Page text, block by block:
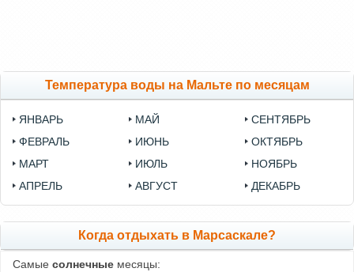
Температура воды на Мальте по месяцам
ЯНВАРЬ
ФЕВРАЛЬ
МАРТ
АПРЕЛЬ
МАЙ
ИЮНЬ
ИЮЛЬ
АВГУСТ
СЕНТЯБРЬ
ОКТЯБРЬ
НОЯБРЬ
ДЕКАБРЬ
Когда отдыхать в Марсаскале?
Самые солнечные месяцы: